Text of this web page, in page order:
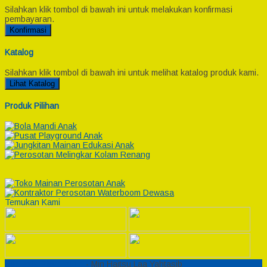
Silahkan klik tombol di bawah ini untuk melakukan konfirmasi
pembayaran.
Konfirmasi
Katalog
Silahkan klik tombol di bawah ini untuk melihat katalog produk kami.
Lihat Katalog
Produk Pilihan
Temukan Kami
- Min Haitsu Laa Yahtasib